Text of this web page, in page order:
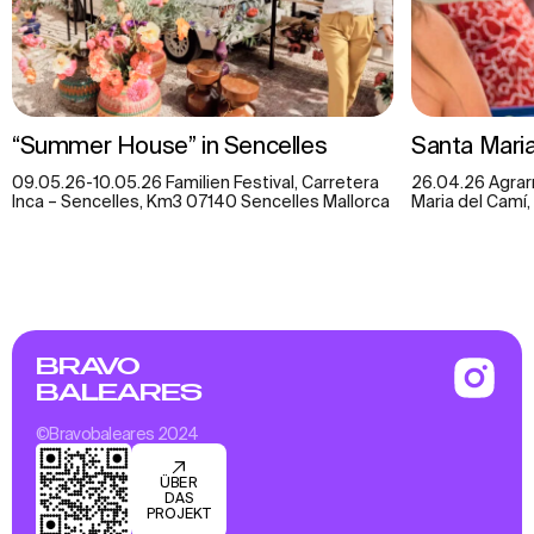
“Summer House” in Sencelles
09.05.26-10.05.26 Familien Festival, Carretera
Inca – Sencelles, Km3 07140 Sencelles Mallorca
Santa
26.04.26
Maria del
BRAVO
BALEARES
©Bravobaleares 2024
ÜBER
DAS
PROJEKT